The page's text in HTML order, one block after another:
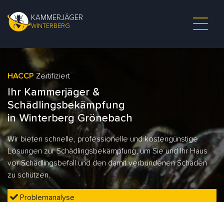
KAMMERJÄGER
WINTERBERG
HACCP Zertifiziert
Ihr Kammerjäger &
Schädlingsbekämpfung
in Winterberg Grönebach
Wir bieten schnelle, professionelle und kostengünstige
Lösungen zur Schädlingsbekämpfung, um Sie und Ihr Haus
vor Schädlingsbefall und den damit verbundenen Schäden
zu schützen.
Problemanalyse